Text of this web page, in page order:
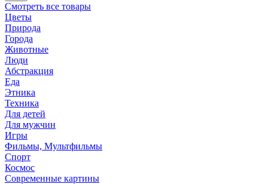
Смотреть все товары
Цветы
Природа
Города
Животные
Люди
Абстракция
Еда
Этника
Техника
Для детей
Для мужчин
Игры
Фильмы, Мультфильмы
Спорт
Космос
Современные картины